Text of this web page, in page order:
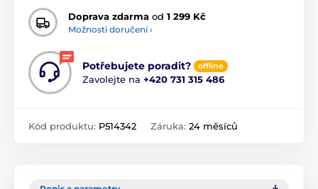
Doprava zdarma od 1 299 Kč
Možnosti doručení ›
Potřebujete poradit? offline
Zavolejte na +420 731 315 486
Kód produktu: P514342 Záruka: 24 měsíců